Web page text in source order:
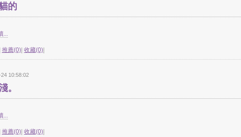
的
...
推薦(0)| 收藏(0)|
10:58:02
。
...
推薦(0)| 收藏(0)|